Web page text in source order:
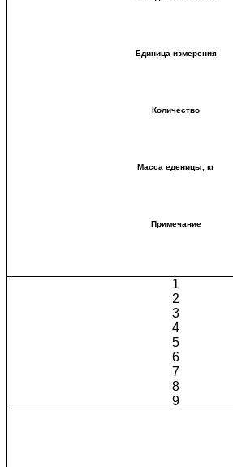
Единица измерения
Количество
Масса еденицы, кг
Примечание
1
2
3
4
5
6
7
8
9